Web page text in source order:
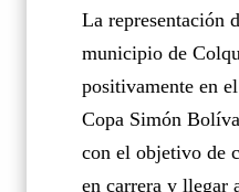
La representación
municipio de
positivamente en
Copa Simón
con el objetivo de
en carrera y llegar